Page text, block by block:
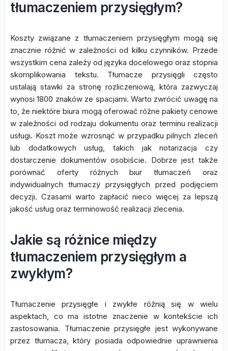
tłumaczeniem przysięgłym?
Koszty związane z tłumaczeniem przysięgłym mogą się
znacznie różnić w zależności od kilku czynników. Przede
wszystkim cena zależy od języka docelowego oraz stopnia
skomplikowania tekstu. Tłumacze przysięgli często
ustalają stawki za stronę rozliczeniową, która zazwyczaj
wynosi 1800 znaków ze spacjami. Warto zwrócić uwagę na
to, że niektóre biura mogą oferować różne pakiety cenowe
w zależności od rodzaju dokumentu oraz terminu realizacji
usługi. Koszt może wzrosnąć w przypadku pilnych zleceń
lub dodatkowych usług, takich jak notarizacja czy
dostarczenie dokumentów osobiście. Dobrze jest także
porównać oferty różnych biur tłumaczeń oraz
indywidualnych tłumaczy przysięgłych przed podjęciem
decyzji. Czasami warto zapłacić nieco więcej za lepszą
jakość usług oraz terminowość realizacji zlecenia.
Jakie są różnice między
tłumaczeniem przysięgłym a
zwykłym?
Tłumaczenie przysięgłe i zwykłe różnią się w wielu
aspektach, co ma istotne znaczenie w kontekście ich
zastosowania. Tłumaczenie przysięgłe jest wykonywane
przez tłumacza, który posiada odpowiednie uprawnienia